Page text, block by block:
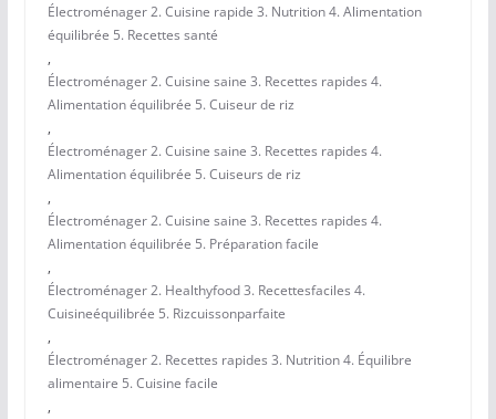
Électroménager 2. Cuisine rapide 3. Nutrition 4. Alimentation
équilibrée 5. Recettes santé
,
Électroménager 2. Cuisine saine 3. Recettes rapides 4.
Alimentation équilibrée 5. Cuiseur de riz
,
Électroménager 2. Cuisine saine 3. Recettes rapides 4.
Alimentation équilibrée 5. Cuiseurs de riz
,
Électroménager 2. Cuisine saine 3. Recettes rapides 4.
Alimentation équilibrée 5. Préparation facile
,
Électroménager 2. Healthyfood 3. Recettesfaciles 4.
Cuisineéquilibrée 5. Rizcuissonparfaite
,
Électroménager 2. Recettes rapides 3. Nutrition 4. Équilibre
alimentaire 5. Cuisine facile
,